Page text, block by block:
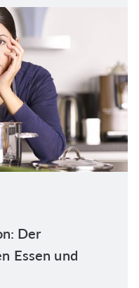
Der
Essen und